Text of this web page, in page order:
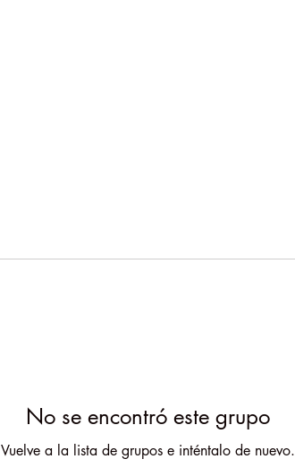
No se encontró este grupo
Vuelve a la lista de grupos e inténtalo de nuevo.